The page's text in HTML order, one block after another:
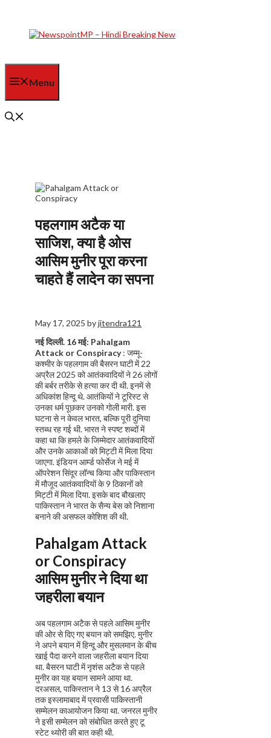
content
Menu
पहलगाम अटैक या
साजिश, क्या है ओस
आसिम मुनीर पूरा करना
चाहते हैं लादेन का सपना
May 17, 2025 byjitendra121
नई दिल्‍ली. 16 मई: Pahalgam
Attack or Conspiracy: जम्‍मू-
कश्‍मीर के पहलगाम की बैसरन घाटी में 22
अप्रैल 2025 को आतंकवादियों ने 26 लोगों
की बर्बर तरीके से हत्‍या कर दी थी. इनमें से
अधिकांश हिन्‍दू थे. आतंकियों ने टूरिस्‍ट से
उनका धर्म पूछकर उनको गोली मारी. इस
घटना से न केवल भारत, बल्कि पूरी दुनिया
स्‍तब्‍ध रह गई थी. भारत ने स्‍पष्‍ट शब्‍दों में
कहा था कि हमले के जिम्‍मेदार आतंकवादियों
और उनके आकाओं को मिट्टी में मिला दिया
जाएगा. इंडियन आर्म्‍ड फोर्सेज ने मई में
ऑपरेशन सिंदूर लॉन्‍च किया और पाकिस्‍तान
में मौजूद आतंकवादियों के 9 ठिकानों को
मिट्टी में मिला दिया. इसके बाद बौखलाए
पाकिस्‍तान ने भारत के सैन्‍य बेस को निशाना
बनाने की असफल कोशिश की थी.
Pahalgam Attack
or Conspiracy
आसिम मुनीर ने दिया था
जहरीला बयान
अब पहलगाम अटैक से पहले आसिम मुनीर
की ओर से दिए गए बयान को समझिए. मुनीर
ने अपने बयान में हिन्‍दू और मुसलमान के बीच
खाई पैदा करने वाला जहरीला बयान दिया
था. बैसरन घाटी में नृशंस अटैक से पहले
मुनीर का यह बयान सामने आया था.
दरअसल, पाकिस्तान ने 13 से 16 अप्रैल
तक इस्लामाबाद में प्रवासी पाकिस्तानी
सम्मेलन काआयोजन किया था. जनरल मुनीर
ने इसी सम्मेलन को संबोधित करते हुए टू
स्‍टेट थ्‍योरी की बात कही थी.